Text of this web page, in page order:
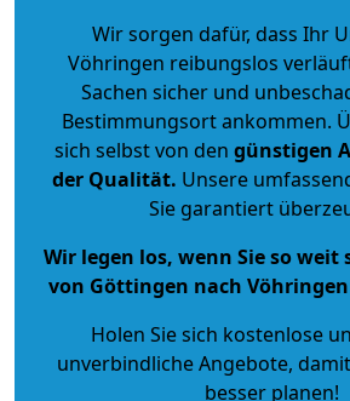
Wir sorgen dafür, dass Ihr
Vöhringen reibungslos
Sachen sicher und
Bestimmungsort ankommen.
sich selbst von den günstigen
der Qualität. Unsere
Sie garantiert
Wir legen los, wenn Sie so weit
von Göttingen nach
Holen Sie sich kostenlose
unverbindliche Angebote,
besser planen!